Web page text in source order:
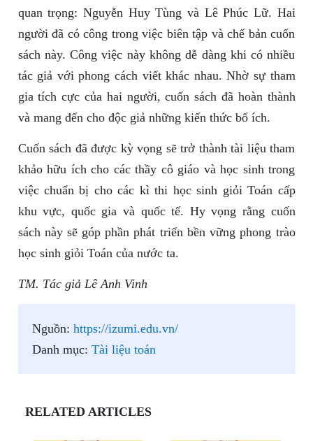
quan trọng: Nguyễn Huy Tùng và Lê Phúc Lữ. Hai
người đã có công trong việc biên tập và chế bản cuốn
sách này. Công việc này không dễ dàng khi có nhiều
tác giả với phong cách viết khác nhau. Nhờ sự tham
gia tích cực của hai người, cuốn sách đã hoàn thành
và mang đến cho độc giả những kiến thức bổ ích.
Cuốn sách đã được kỳ vọng sẽ trở thành tài liệu tham
khảo hữu ích cho các thầy cô giáo và học sinh trong
việc chuẩn bị cho các kì thi học sinh giỏi Toán cấp
khu vực, quốc gia và quốc tế. Hy vọng rằng cuốn
sách này sẽ góp phần phát triển bền vững phong trào
học sinh giỏi Toán của nước ta.
TM. Tác giả Lê Anh Vinh
Nguồn: https://izumi.edu.vn/
Danh mục: Tài liệu toán
RELATED ARTICLES